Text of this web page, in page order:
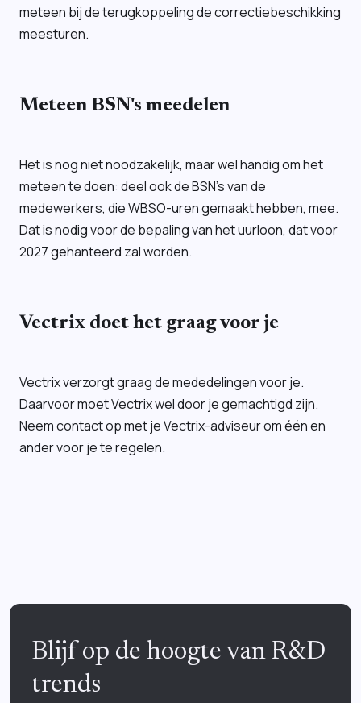
meteen bij de terugkoppeling de correctiebeschikking
meesturen.
Meteen BSN's meedelen
Het is nog niet noodzakelijk, maar wel handig om het
meteen te doen: deel ook de BSN's van de
medewerkers, die WBSO-uren gemaakt hebben, mee.
Dat is nodig voor de bepaling van het uurloon, dat voor
2027 gehanteerd zal worden.
Vectrix doet het graag voor je
Vectrix verzorgt graag de mededelingen voor je.
Daarvoor moet Vectrix wel door je gemachtigd zijn.
Neem contact op met je Vectrix-adviseur om één en
ander voor je te regelen.
Blijf op de hoogte van R&D
trends